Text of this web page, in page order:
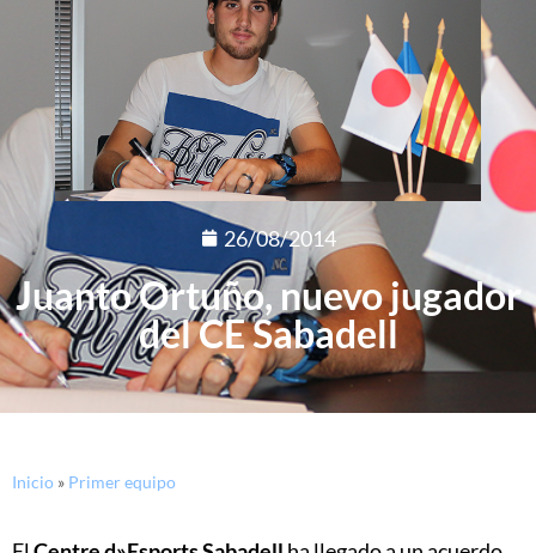
26/08/2014
Juanto Ortuño, nuevo jugador
del CE Sabadell
Inicio » Primer equipo